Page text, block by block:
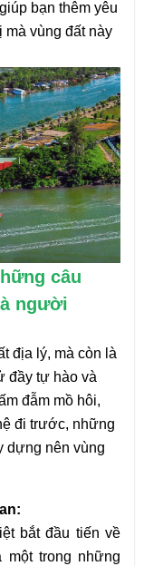
bạn thêm yêu
vùng đất này
câu
người
địa lý, mà còn là
đầy tự hào và
đẫm mồ hôi,
đi trước, những
dựng nên vùng
bắt đầu tiến về
một trong những